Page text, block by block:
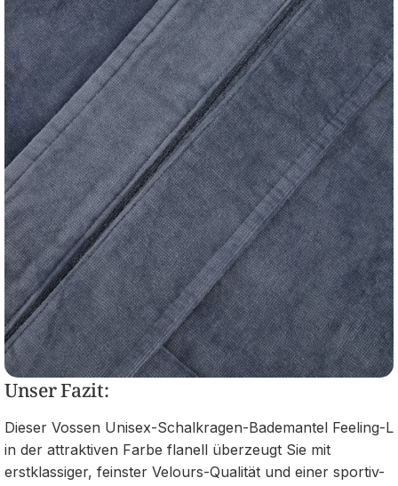
Unser Fazit:
Dieser Vossen Unisex-Schalkragen-Bademantel Feeling-L
in der attraktiven Farbe flanell überzeugt Sie mit
erstklassiger, feinster Velours-Qualität und einer sportiv-